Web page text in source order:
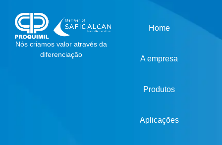
Nós criamos valor através da
diferenciação
Home
A empresa
Produtos
Aplicações